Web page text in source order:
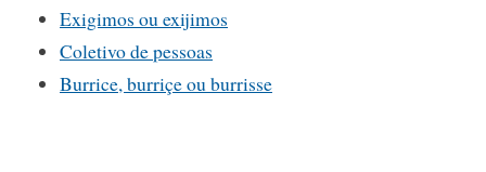
Exigimos ou exijimos
Coletivo de pessoas
Burrice, burriçe ou burrisse